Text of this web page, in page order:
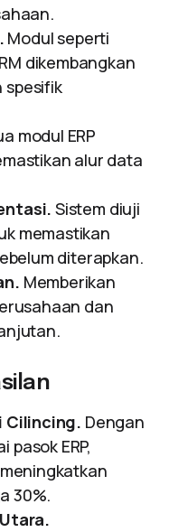
Modul seperti
dikembangkan
spesifik
modul ERP
alur data
Sistem diuji
memastikan
diterapkan.
Memberikan
dan
Cilincing. Dengan
ERP,
30%.